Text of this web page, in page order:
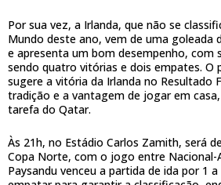
Por sua vez, a Irlanda, que não se
Mundo deste ano, vem de uma goleada
e apresenta um bom desempenho, com
sendo quatro vitórias e dois empates. O
sugere a vitória da Irlanda no Resultado
tradição e a vantagem de jogar em
tarefa do Qatar.
Às 21h, no Estádio Carlos Zamith, será
Copa Norte, com o jogo entre Nacional-
Paysandu venceu a partida de ida por 1